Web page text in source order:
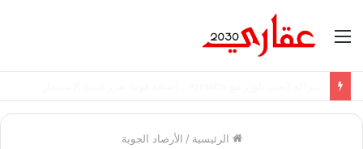
القائمة
الرئيسية / الأرصاد الجوية